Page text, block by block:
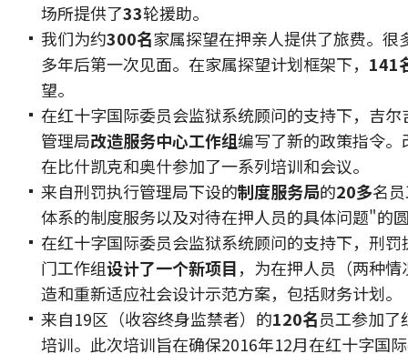
场所提供了33轮援助。
我们为约300名家属探望在押亲人提供了旅费。很
多年后第一次见面。在家属探望计划框架下， 141
望。
在红十字国际委员会监狱系统顾问的支持下，吉
管理局改造服务中心工作组编写了新的政策指令
在比什凯克和奥什参加了一系列培训和会议。
来自刑罚执行管理局下设的制度服务局的20多名
体系的制度服务以及对待在押人员的具体问题"的
在红十字国际委员会监狱系统顾问的支持下，刑
门工作组设计了一个新项目，为在押人员（两种
造和重新适应社会设计示范方案，包括财务计划。
来自19区（收容终身监禁者）的120名员工参加了
培训。此次培训旨在确保2016年12月在红十字国